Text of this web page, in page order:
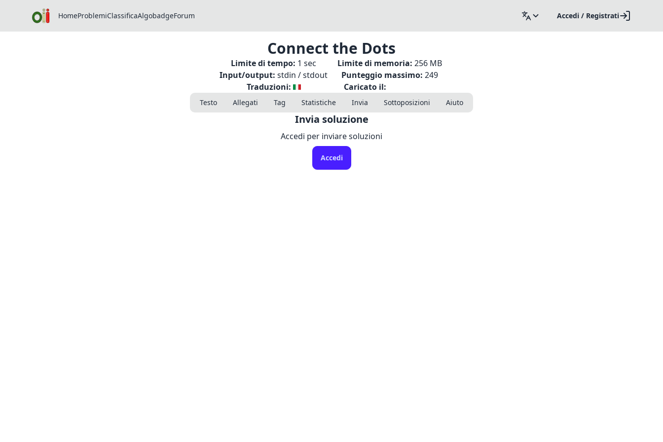
HomeProblemiClassificaAlgobadgeForum Accedi / Registrati
Connect the Dots
Limite di tempo: 1 sec Limite di memoria: 256 MB
Input/output: stdin / stdout Punteggio massimo: 249
Traduzioni:
Caricato il:
Testo Allegati Tag Statistiche Invia Sottoposizioni Aiuto
Invia soluzione
Accedi per inviare soluzioni
Accedi